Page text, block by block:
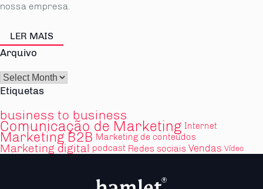
nossa empresa.
LER MAIS
Arquivo
Arquivo
Etiquetas
business to business
Comunicação de Marketing Internet
Marketing B2B Marketing de conteúdos
Marketing digital podcast Redes sociais Vendas Vídeo